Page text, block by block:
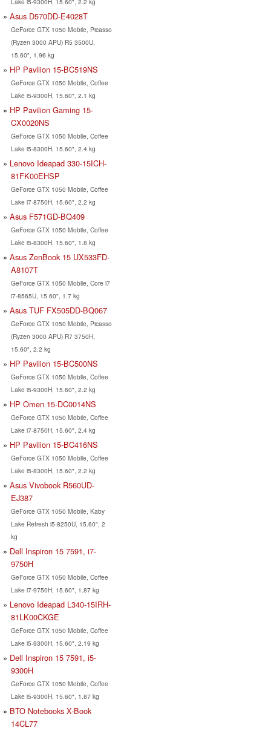
Asus D570DD-E4028T
GeForce GTX 1050 Mobile, Picasso
(Ryzen 3000 APU) R5 3500U,
15.60", 1.96 kg
HP Pavilion 15-BC519NS
GeForce GTX 1050 Mobile, Coffee
Lake i5-9300H, 15.60", 2.1 kg
HP Pavilion Gaming 15-
CX0020NS
GeForce GTX 1050 Mobile, Coffee
Lake i5-8300H, 15.60", 2.4 kg
Lenovo Ideapad 330-15ICH-
81FK00EHSP
GeForce GTX 1050 Mobile, Coffee
Lake i7-8750H, 15.60", 2.2 kg
Asus F571GD-BQ409
GeForce GTX 1050 Mobile, Coffee
Lake i5-8300H, 15.60", 1.8 kg
Asus ZenBook 15 UX533FD-
A8107T
GeForce GTX 1050 Mobile, Core i7
i7-8565U, 15.60", 1.7 kg
Asus TUF FX505DD-BQ067
GeForce GTX 1050 Mobile, Picasso
(Ryzen 3000 APU) R7 3750H,
15.60", 2.2 kg
HP Pavilion 15-BC500NS
GeForce GTX 1050 Mobile, Coffee
Lake i5-9300H, 15.60", 2.2 kg
HP Omen 15-DC0014NS
GeForce GTX 1050 Mobile, Coffee
Lake i7-8750H, 15.60", 2.4 kg
HP Pavilion 15-BC416NS
GeForce GTX 1050 Mobile, Coffee
Lake i5-8300H, 15.60", 2.2 kg
Asus Vivobook R560UD-
EJ387
GeForce GTX 1050 Mobile, Kaby
Lake Refresh i5-8250U, 15.60", 2
kg
Dell Inspiron 15 7591, i7-
9750H
GeForce GTX 1050 Mobile, Coffee
Lake i7-9750H, 15.60", 1.87 kg
Lenovo Ideapad L340-15IRH-
81LK00CKGE
GeForce GTX 1050 Mobile, Coffee
Lake i5-9300H, 15.60", 2.19 kg
Dell Inspiron 15 7591, i5-
9300H
GeForce GTX 1050 Mobile, Coffee
Lake i5-9300H, 15.60", 1.87 kg
BTO Notebooks X-Book
14CL77